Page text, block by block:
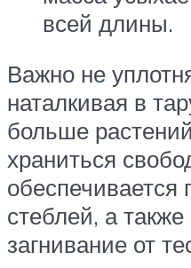
всей длины.
Важно не
наталкивая в
больше
храниться
обеспечивается
стеблей, а
загнивание от